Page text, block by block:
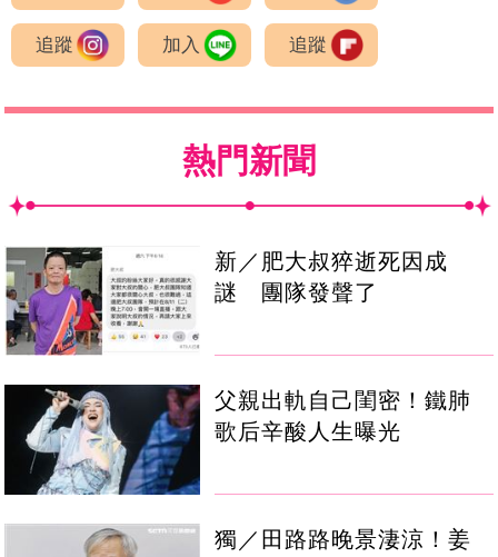
追蹤 加入 追蹤
熱門新聞
新／肥大叔猝逝死因成
謎 團隊發聲了
父親出軌自己閨密！鐵肺
歌后辛酸人生曝光
獨／田路路晚景淒涼！姜